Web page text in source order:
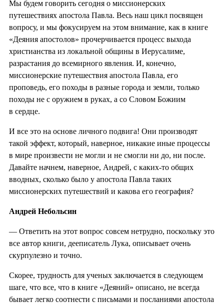
Мы будем говорить сегодня о миссионерских
путешествиях апостола Павла. Весь наш цикл посвящен
вопросу, и мы фокусируем на этом внимание, как в книге
«Деяния апостолов» прочерчивается процесс выхода
христианства из локальной общины в Иерусалиме,
разрастания до всемирного явления. И, конечно,
миссионерские путешествия апостола Павла, его
проповедь, его походы в разные города и земли, только
походы не с оружием в руках, а со Словом Божиим
в сердце.
И все это на основе личного подвига! Они производят
такой эффект, который, наверное, никакие иные процессы
в мире произвести не могли и не смогли ни до, ни после.
Давайте начнем, наверное, Андрей, с каких-то общих
вводных, сколько было у апостола Павла таких
миссионерских путешествий и какова его география?
Андрей Небольсин
— Ответить на этот вопрос совсем нетрудно, поскольку это
все автор книги, дееписатель Лука, описывает очень
скурпулезно и точно.
Скорее, трудность для ученых заключается в следующем
шаге, что все, что в книге «Деяний» описано, не всегда
бывает легко соотнести с письмами и посланиями апостола